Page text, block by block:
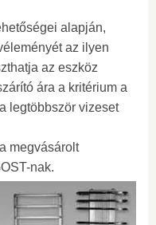
alapján,
az ilyen
az eszköz
ára a kritérium a
legtöbbször vizeset
megvásárolt
nak.